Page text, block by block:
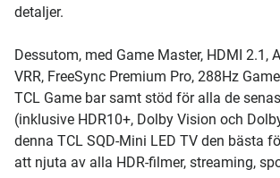
detaljer.
Dessutom, med Game Master, HDMI 2.1,
VRR, FreeSync Premium Pro, 288Hz
TCL Game bar samt stöd för alla de
(inklusive HDR10+, Dolby Vision och
denna TCL SQD-Mini LED TV den bästa
att njuta av alla HDR-filmer, streaming,